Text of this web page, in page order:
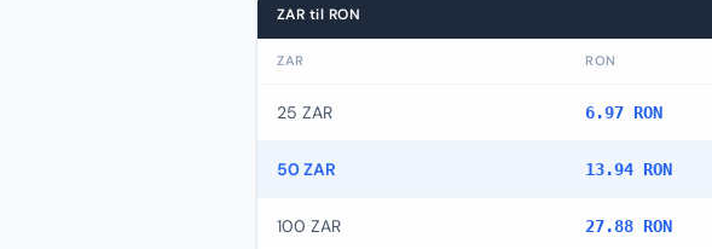
ZAR til RON
ZAR RON
25 ZAR 6.97 RON
50 ZAR 13.94 RON
100 ZAR 27.88 RON